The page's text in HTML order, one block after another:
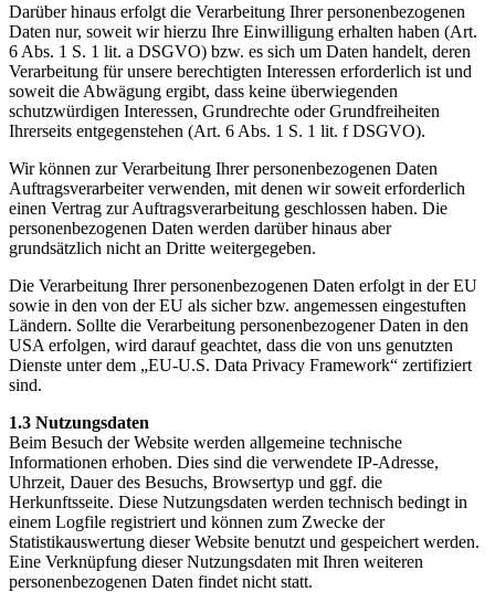
Darüber hinaus erfolgt die Verarbeitung Ihrer personenbezogenen
Daten nur, soweit wir hierzu Ihre Einwilligung erhalten haben (Art.
6 Abs. 1 S. 1 lit. a DSGVO) bzw. es sich um Daten handelt, deren
Verarbeitung für unsere berechtigten Interessen erforderlich ist und
soweit die Abwägung ergibt, dass keine überwiegenden
schutzwürdigen Interessen, Grundrechte oder Grundfreiheiten
Ihrerseits entgegenstehen (Art. 6 Abs. 1 S. 1 lit. f DSGVO).
Wir können zur Verarbeitung Ihrer personenbezogenen Daten
Auftragsverarbeiter verwenden, mit denen wir soweit erforderlich
einen Vertrag zur Auftragsverarbeitung geschlossen haben. Die
personenbezogenen Daten werden darüber hinaus aber
grundsätzlich nicht an Dritte weitergegeben.
Die Verarbeitung Ihrer personenbezogenen Daten erfolgt in der EU
sowie in den von der EU als sicher bzw. angemessen eingestuften
Ländern. Sollte die Verarbeitung personenbezogener Daten in den
USA erfolgen, wird darauf geachtet, dass die von uns genutzten
Dienste unter dem „EU-U.S. Data Privacy Framework“ zertifiziert
sind.
1.3 Nutzungsdaten
Beim Besuch der Website werden allgemeine technische
Informationen erhoben. Dies sind die verwendete IP-Adresse,
Uhrzeit, Dauer des Besuchs, Browsertyp und ggf. die
Herkunftsseite. Diese Nutzungsdaten werden technisch bedingt in
einem Logfile registriert und können zum Zwecke der
Statistikauswertung dieser Website benutzt und gespeichert werden.
Eine Verknüpfung dieser Nutzungsdaten mit Ihren weiteren
personenbezogenen Daten findet nicht statt.